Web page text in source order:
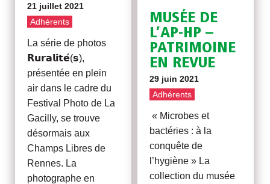
21 juillet 2021
Adhérents
La série de photos
𝗥𝘂𝗿𝗮𝗹𝗶𝘁𝗲́(𝘀),
présentée en plein
air dans le cadre du
Festival Photo de La
Gacilly, se trouve
désormais aux
Champs Libres de
Rennes. La
photographe en
MUSÉE DE
L’AP-HP –
PATRIMOINE
EN REVUE
29 juin 2021
Adhérents
« Microbes et
bactéries : à la
conquête de
l’hygiène » La
collection du musée